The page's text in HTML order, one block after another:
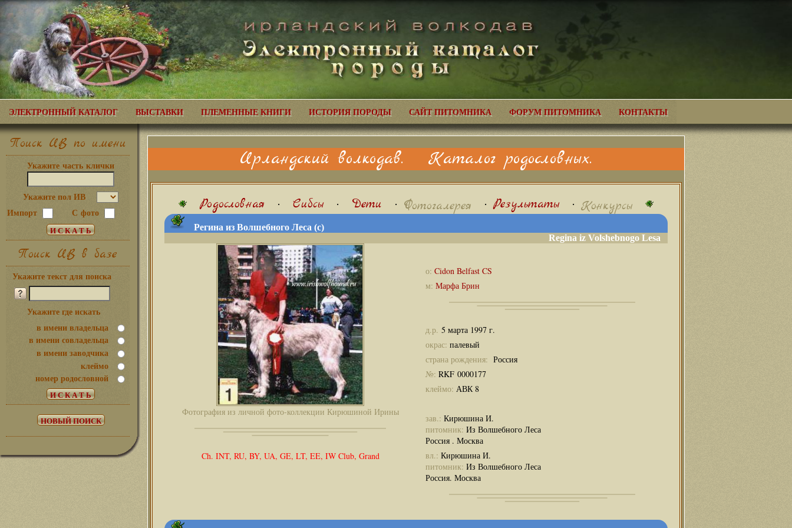
ЭЛЕКТРОННЫЙ КАТАЛОГ ВЫСТАВКИ ПЛЕМЕННЫЕ КНИГИ ИСТОРИЯ ПОРОДЫ САЙТ ПИТОМНИКА ФОРУМ ПИТОМНИКА КОНТАКТЫ
Поиск ИВ по имени
Укажите часть клички
Укажите пол ИВ
Импорт
С фото
Поиск ИВ в базе
Укажите текст для поиска
Укажите где искать
в имени владельца
в имени совладельца
в имени заводчика
клеймо
номер родословной
Ирландский волкодав. Каталог родословных.
Родословная • Сибсы• Дети • Фотогалерея •Результаты• Конкурсы
Регина из Волшебного Леса (с)
Regina iz Volshebnogo Lesa
Фотография из личной фото-коллекции Кирюшиной Ирины
Ch. INT, RU, BY, UA, GE, LT, EE, IW Club, Grand
о: Cidon Belfast CS
м: Марфа Брин
д.р. 5 марта 1997 г.
окрас: палевый
страна рождения: Россия
№: RKF 0000177
клеймо: АВК 8
зав.: Кирюшина И.
питомник: Из Волшебного Леса
Россия . Москва
вл.: Кирюшина И.
питомник: Из Волшебного Леса
Россия. Москва